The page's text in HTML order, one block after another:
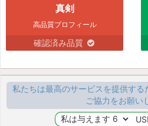
真剣
高品質プロフィール
確認済み品質
私たちは最高のサービスを提供する
ご協力をお願い